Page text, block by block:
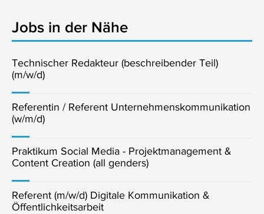
Jobs in der Nähe
Technischer Redakteur (beschreibender Teil)
(m/w/d)
Referentin / Referent Unternehmenskommunikation
(w/m/d)
Praktikum Social Media - Projektmanagement &
Content Creation (all genders)
Referent (m/w/d) Digitale Kommunikation &
Öffentlichkeitsarbeit